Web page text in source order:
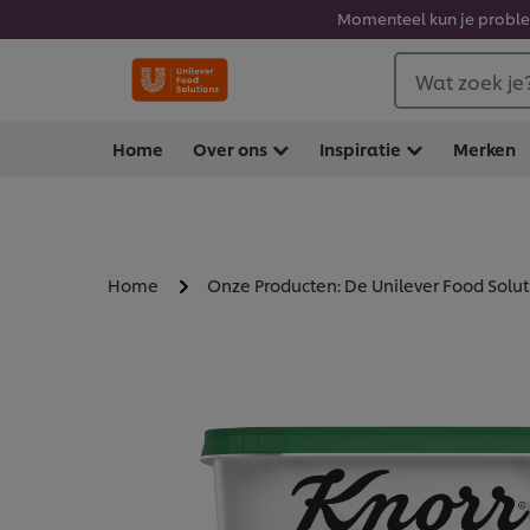
Momenteel kun je
Wat zoek
Home Over ons Inspiratie Merken
Home Onze Producten: De Unilever Food